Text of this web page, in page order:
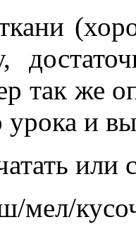
так же
урока и
или
мел/